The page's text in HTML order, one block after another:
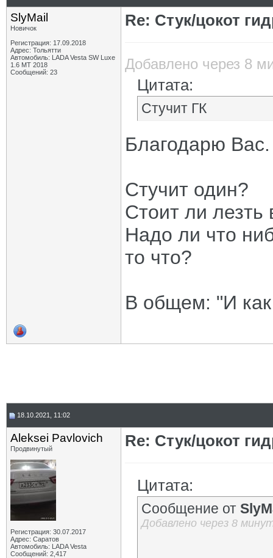
SlyMail
Новичок
Регистрация: 17.09.2018
Адрес: Тольятти
Автомобиль: LADA Vesta SW Luxe
1.6 MT 2018
Сообщений: 23
Re: Стук/цокот
Добавлено через 8
Цитата:
Стучит ГК
Благодарю Вас.
Стучит один?
Стоит ли лезть
Надо ли что
то что?
В общем: "И
18.10.2021, 11:02
Aleksei Pavlovich
Продвинутый
Регистрация: 30.07.2017
Адрес: Саратов
Автомобиль: LADA Vesta
Сообщений: 2,417
Re: Стук/цокот
Цитата:
Сообщение от
Добавлено через 8